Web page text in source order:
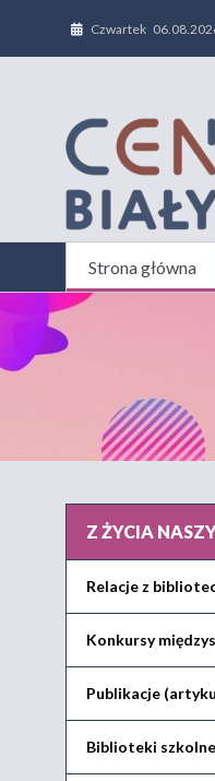
Czwartek
Strona główna
Z ŻYCIA
Relacje z
Konkursy
Publikacje
Biblioteki